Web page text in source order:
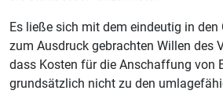
Es ließe sich mit dem eindeutig in den
zum Ausdruck gebrachten Willen des
dass Kosten für die Anschaffung von
grundsätzlich nicht zu den